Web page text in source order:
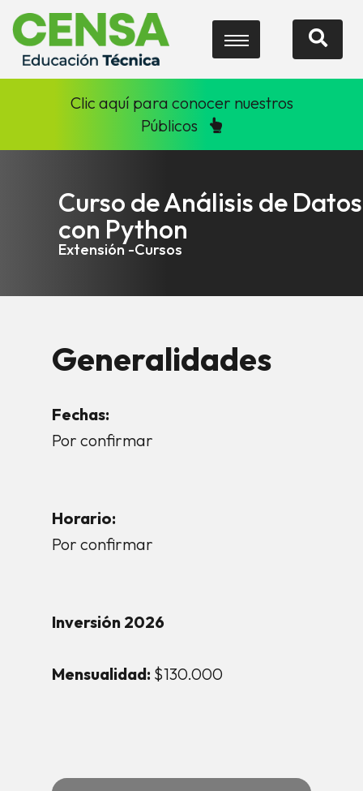
Clic aquí para conocer nuestros
Públicos
Curso de Análisis de Datos
con Python
Extensión -Cursos
Generalidades
Fechas:
Por confirmar
Horario:
Por confirmar
Inversión 2026
Mensualidad: $130.000